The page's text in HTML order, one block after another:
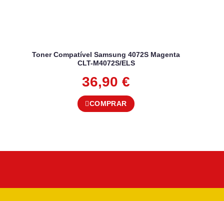
Toner Compatível Samsung 4072S Magenta
CLT-M4072S/ELS
36,90 €
COMPRAR